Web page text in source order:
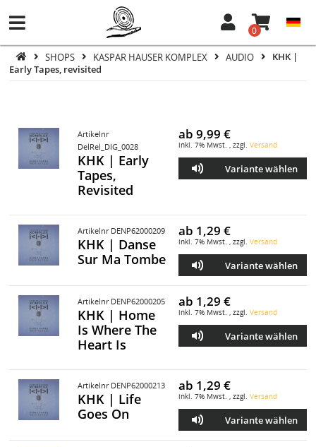
0
SHOPS KASPAR HAUSER KOMPLEX AUDIO
KHK |
Early Tapes, revisited
Artikelnr
DelRel_DIG_0028
KHK | Early
Tapes,
Revisited
ab 9,99 €
inkl. 7% Mwst. , zzgl. Versand
Variante wählen
Artikelnr DENP62000209
KHK | Danse
Sur Ma Tombe
ab 1,29 €
inkl. 7% Mwst. , zzgl. Versand
Variante wählen
Artikelnr DENP62000205
KHK | Home
Is Where The
Heart Is
ab 1,29 €
inkl. 7% Mwst. , zzgl. Versand
Variante wählen
Artikelnr DENP62000213
KHK | Life
Goes On
ab 1,29 €
inkl. 7% Mwst. , zzgl. Versand
Variante wählen